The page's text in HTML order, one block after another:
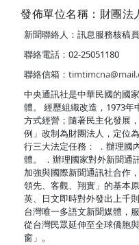
發佈單位名稱：財團法
新聞聯絡人：訊息服務核稿員
聯絡電話：02-25051180
聯絡信箱：
中央通訊社是中華民國的國
體。 經歷組織改造，1973
方式經營；隨著民主化發展
例」改制為財團法人，定位
行三大法定任務： ．辦理國
體。 ．辦理國家對外新聞通
加強與國際新聞通訊社合作
領先、客觀、翔實」的基本
英、日文即時對外發出上千
台灣唯一多語文新聞媒體，
從台灣民眾延伸至全球僑胞
窗」。